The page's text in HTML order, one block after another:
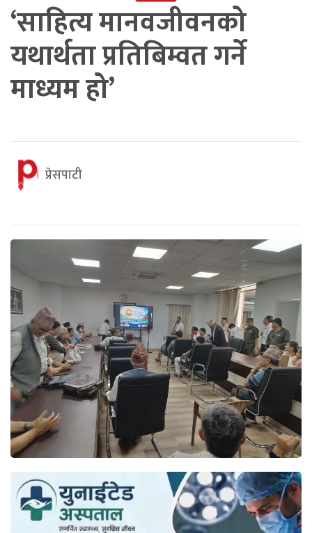
‘साहित्य मानवजीवनको
यथार्थता प्रतिबिम्वत गर्ने
माध्यम हो’
प्रेसपाटी